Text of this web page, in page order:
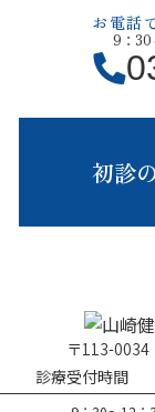
お電話
9：30
初診
〒113-0034
診療受付時間